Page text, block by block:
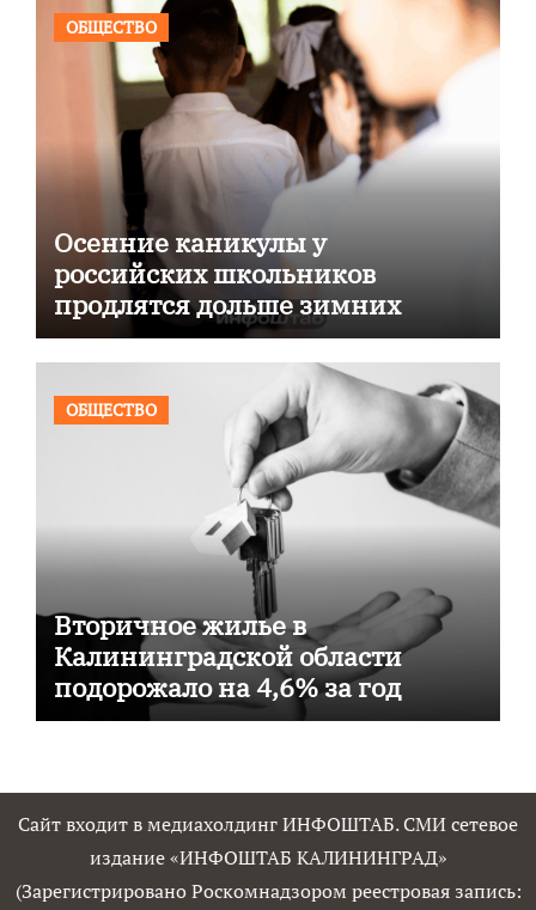
ОБЩЕСТВО
Осенние каникулы у
российских школьников
продлятся дольше зимних
ОБЩЕСТВО
Вторичное жилье в
Калининградской области
подорожало на 4,6% за год
Сайт входит в медиахолдинг ИНФОШТАБ. СМИ сетевое
издание «ИНФОШТАБ КАЛИНИНГРАД»
(Зарегистрировано Роскомнадзором реестровая запись: